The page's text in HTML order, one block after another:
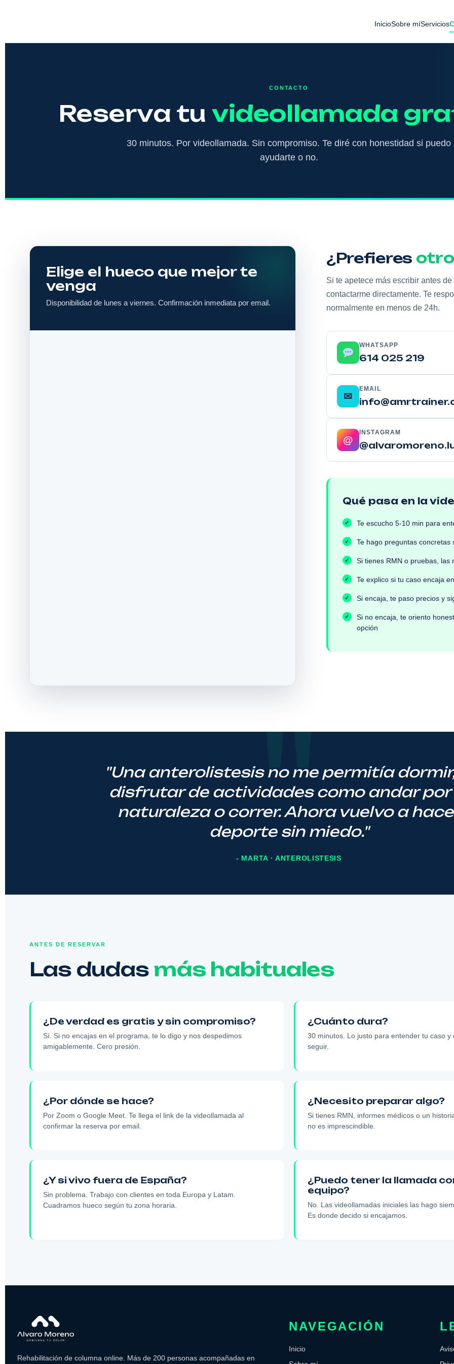
InicioSobre míServicios
CONTACTO
Reserva tu videollamada
30 minutos. Por videollamada. Sin compromiso. Te diré con honestidad si puedo
ayudarte o no.
Elige el hueco que mejor te
venga
Disponibilidad de lunes a viernes. Confirmación inmediata por email.
¿Prefieres
Si te apetece más escribir antes
contactarme directamente. Te
normalmente en menos de 24h.
WHATSAPP
614 025 219
✉
EMAIL
@
INSTAGRAM
Qué pasa en la
Te escucho 5-10 min para
Te hago preguntas concretas
Si tienes RMN o pruebas, las
Te explico si tu caso encaja
Si encaja, te paso precios y
Si no encaja, te oriento
opción
"Una anterolistesis no me permitía
disfrutar de actividades como andar por
naturaleza o correr.Ahora vuelvo a
deporte sin miedo."
- MARTA · ANTEROLISTESIS
ANTES DE RESERVAR
Las dudas más habituales
¿De verdad es gratis y sin compromiso?
Sí. Si no encajas en el programa, te lo digo y nos despedimos
amigablemente. Cero presión.
¿Cuánto dura?
30 minutos. Lo justo para entender tu caso y
seguir.
¿Por dónde se hace?
Por Zoom o Google Meet. Te llega el link de la videollamada al
confirmar la reserva por email.
¿Necesito preparar algo?
Si tienes RMN, informes médicos o un
no es imprescindible.
¿Y si vivo fuera de España?
Sin problema. Trabajo con clientes en toda Europa y Latam.
Cuadramos hueco según tu zona horaria.
¿Puedo tener la llamada
equipo?
No. Las videollamadas iniciales las hago
Es donde decido si encajamos.
Rehabilitación de columna online. Más de 200 personas acompañadas en
NAVEGACIÓN
Inicio